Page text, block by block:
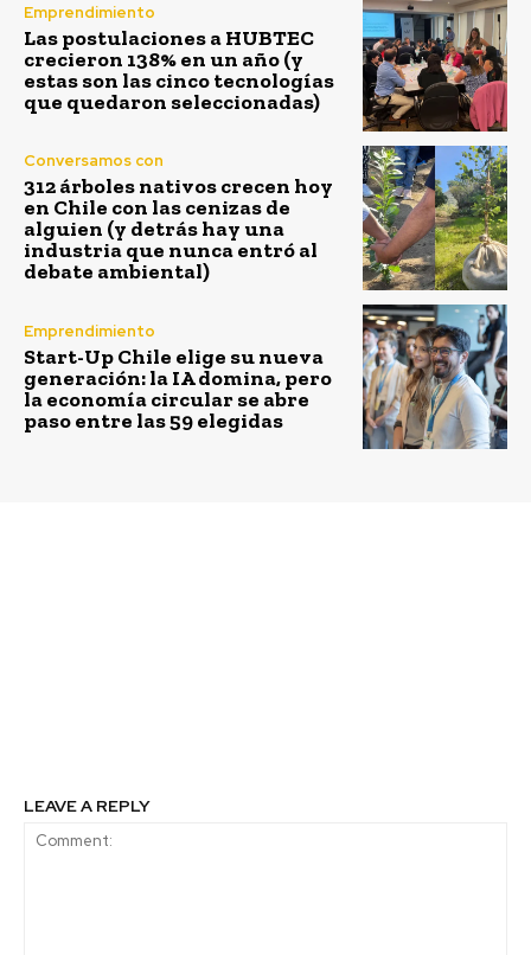
Emprendimiento
Las postulaciones a HUBTEC
crecieron 138% en un año (y
estas son las cinco tecnologías
que quedaron seleccionadas)
Conversamos con
312 árboles nativos crecen hoy
en Chile con las cenizas de
alguien (y detrás hay una
industria que nunca entró al
debate ambiental)
Emprendimiento
Start-Up Chile elige su nueva
generación: la IA domina, pero
la economía circular se abre
paso entre las 59 elegidas
LEAVE A REPLY